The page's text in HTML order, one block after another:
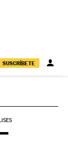
SUSCRÍBETE